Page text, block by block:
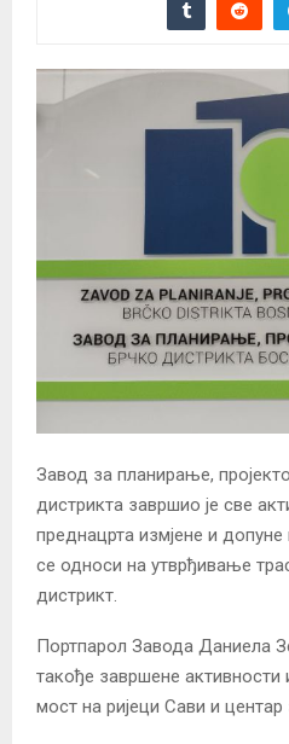
Завод за планирање,
дистрикта завршио је све
преднацрта измјене и допуне
се односи на утврђивање
дистрикт.
Портпарол Завода Даниела
такође завршене активности
мост на ријеци Сави и